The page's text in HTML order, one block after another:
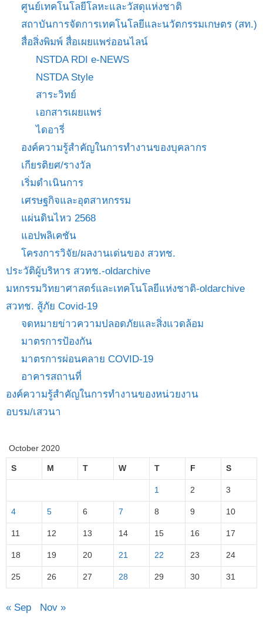
ศูนย์เทคโนโลยีโลหะและวัสดุแห่งชาติ
สถาบันการจัดการเทคโนโลยีและนวัตกรรมเกษตร (สท.)
สื่อสิ่งพิมพ์ สื่อเผยแพร่ออนไลน์
NSTDA RDI e-NEWS
NSTDA Style
สาระวิทย์
เอกสารเผยแพร่
ไดอารี่
องค์ความรู้สำคัญในการทำงานของบุคลากร
เกียรติยศ/รางวัล
เริ่มดำเนินการ
เศรษฐกิจและอุตสาหกรรม
แผ่นดินไหว 2568
แอปพลิเคชัน
โครงการวิจัย/ผลงานเด่นของ สวทช.
ประวัติผู้บริหาร สวทช.-oldarchive
มหกรรมวิทยาศาสตร์และเทคโนโลยีแห่งชาติ-oldarchive
สวทช. สู้ภัย Covid-19
จดหมายข่าวความปลอดภัยและสิ่งแวดล้อม
มาตรการป้องกัน
มาตรการผ่อนคลาย COVID-19
อาคารสถานที่
องค์ความรู้สำคัญในการทำงานของหน่วยงาน
อบรม/เสวนา
October 2020
S M T W T F S
1 2 3
4 5 6 7 8 9 10
11 12 13 14 15 16 17
18 19 20 21 22 23 24
25 26 27 28 29 30 31
« Sep Nov »